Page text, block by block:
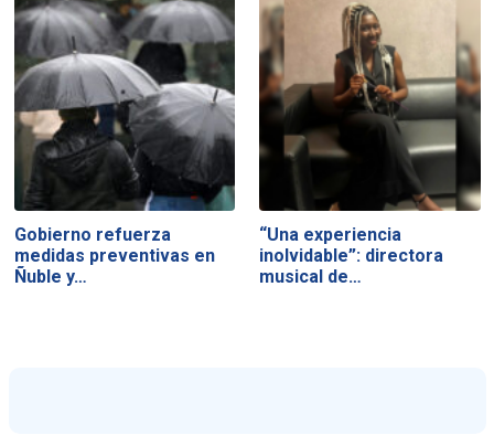
Gobierno refuerza
medidas preventivas en
Ñuble y…
“Una experiencia
inolvidable”: directora
musical de…